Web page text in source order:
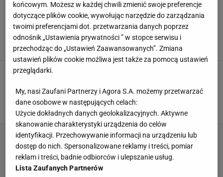
Boże Narodzenie w domach gwiazd! Małgorzata
Rozenek, Klaudia Halejcio i Kasia Cichopek
pokazały dekoracje
BOMBKI KATARZYNA CICHOPEK KLAUDIA HALEJCIO
MAŁGORZATA ROZENEK
nim suchej nitki
BOMBKI BOMBKI NA CHOINKĘ BOŻE NARODZENIE
KEVIN SAM W DOMU
końcowym. Możesz w każdej chwili zmienić swoje preferencje
dotyczące plików cookie, wywołując narzędzie do zarządzania
twoimi preferencjami dot. przetwarzania danych poprzez
odnośnik „Ustawienia prywatności ” w stopce serwisu i
przechodząc do „Ustawień Zaawansowanych”. Zmiana
ustawień plików cookie możliwa jest także za pomocą ustawień
przeglądarki.
My, nasi Zaufani Partnerzy i Agora S.A. możemy przetwarzać
dane osobowe w następujących celach:
Użycie dokładnych danych geolokalizacyjnych. Aktywne
skanowanie charakterystyki urządzenia do celów
identyfikacji. Przechowywanie informacji na urządzeniu lub
dostęp do nich. Spersonalizowane reklamy i treści, pomiar
reklam i treści, badnie odbiorców i ulepszanie usług.
Lista Zaufanych Partnerów